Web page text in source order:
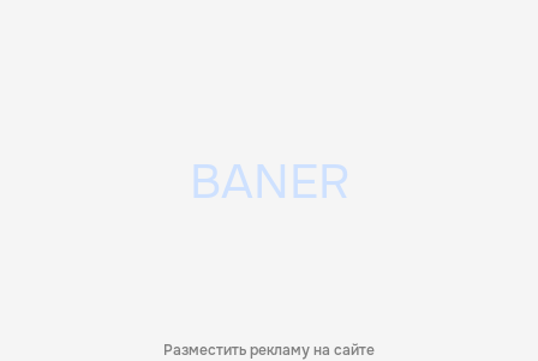
Разместить рекламу на сайте